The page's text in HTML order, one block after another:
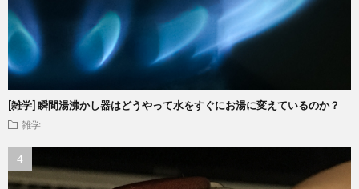
[雑学] 瞬間湯沸かし器はどうやって水をすぐにお湯に変えているのか？
雑学